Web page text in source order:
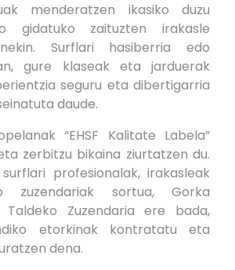
menderatzen ikasiko duzu
gidatuko zaituzten irakasle
Surflari hasiberria edo
gure klaseak eta jarduerak
seguru eta dibertigarria
daude.
“EHSF Kalitate Labela”
zerbitzu bikaina ziurtatzen du.
profesionalak, irakasleak
zuzendariak sortua, Gorka
Taldeko Zuzendaria ere bada,
etorkinak kontratatu eta
dena.